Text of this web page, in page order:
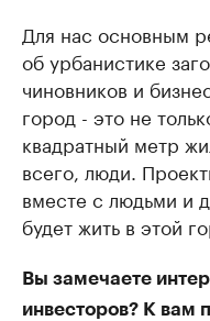
Для нас основным
об урбанистике
чиновников и
город - это не
квадратный метр
всего, люди.
вместе с людьми и
будет жить в этой
Вы замечаете
инвесторов? К вам